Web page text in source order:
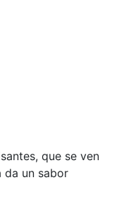
que se ven
da un sabor